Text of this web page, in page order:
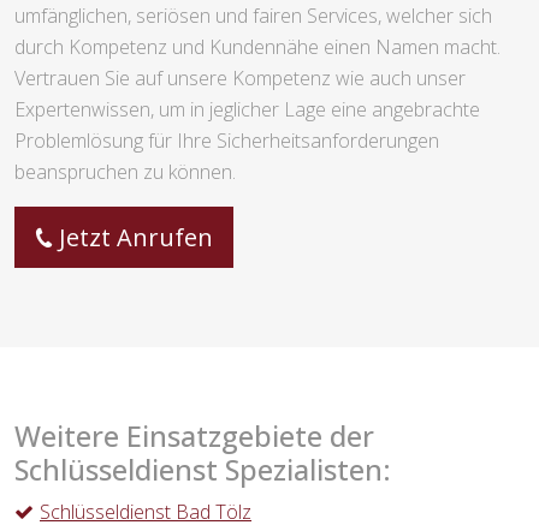
umfänglichen, seriösen und fairen Services, welcher sich
durch Kompetenz und Kundennähe einen Namen macht.
Vertrauen Sie auf unsere Kompetenz wie auch unser
Expertenwissen, um in jeglicher Lage eine angebrachte
Problemlösung für Ihre Sicherheitsanforderungen
beanspruchen zu können.
Jetzt Anrufen
Weitere Einsatzgebiete der
Schlüsseldienst Spezialisten:
Schlüsseldienst Bad Tölz